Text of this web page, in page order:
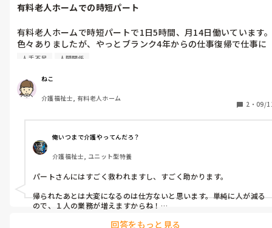
もし給与に反映されないかな？と不安であれば、タイムカードなど
われた場合は、ハローワークにご相談を。
ただ、給与改定の書類が間に合っていない場合もありますからね。
何日か待っても書類が来なければ、ねこ様から施設長に確認しても
良いと思いますよ。
有料老人ホームでの時短パート
有料老人ホームで時短パートで1日5時間、月14日働いています
色々ありましたが、やっとブランク4年からの仕事復帰で仕事に
は慣れてきたのですが…。
人手不足で私が帰った後は、その分人が補充されるわけでもな
く、業務が大変になるそうです。
レクのお手伝いもするのですが、私が帰ってしまった後終わりの
誘導などが慌ただしくなっている時もあるようです。(なので、で
きればレクや行事のメンバーに入れて欲しくないのですが…)
また、普段の業務では、人手もないのもあり、パット交換など皆
さん物凄く早くて、私は必死にやってもそれほどスピードが出
ず、便失禁が続いたりトラブルがあると仕事を残して帰ることに
なってしまいます…。(中には私と被った時はスピードを落とし
りする人もいたり…辛い時もあります…)
人手不足 人間関係
ねこ
介護福祉士, 有料老人ホーム
2 ・ 09/
俺いつまで介護やってんだろ？
介護福祉士, ユニット型特養
パートさんにはすごく救われますし、すごく助かります。
帰られたあとは大変になるのは仕方ないと思います。単純に人が減る
ので、１人の業務が増えますからね！
パートさんに嫌味ですか！？ 回答をもっと見る